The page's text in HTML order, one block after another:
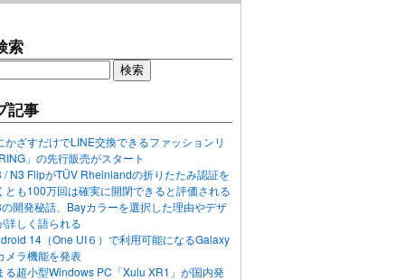
索
記事
かざすだけでLINE交換できるファッションリ
」の先行販売がスタート
/ N3 FlipがTÜV Rheinlandの折りたたみ認証を
とも100万回は確実に開閉できると評価される
開発秘話、Bayカラーを選択した理由やデザ
詳しく語られる
14（One UI６）で利用可能になるGalaxy
メラ機能を発表
る超小型Windows PC「Xulu XR1」が国内発